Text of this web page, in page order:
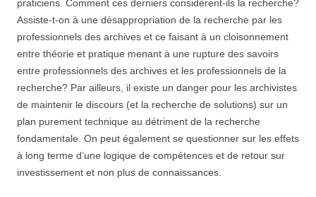
praticiens. Comment ces derniers considèrent-ils la recherche?
Assiste-t-on à une désappropriation de la recherche par les
professionnels des archives et ce faisant à un cloisonnement
entre théorie et pratique menant à une rupture des savoirs
entre professionnels des archives et les professionnels de la
recherche? Par ailleurs, il existe un danger pour les archivistes
de maintenir le discours (et la recherche de solutions) sur un
plan purement technique au détriment de la recherche
fondamentale. On peut également se questionner sur les effets
à long terme d’une logique de compétences et de retour sur
investissement et non plus de connaissances.